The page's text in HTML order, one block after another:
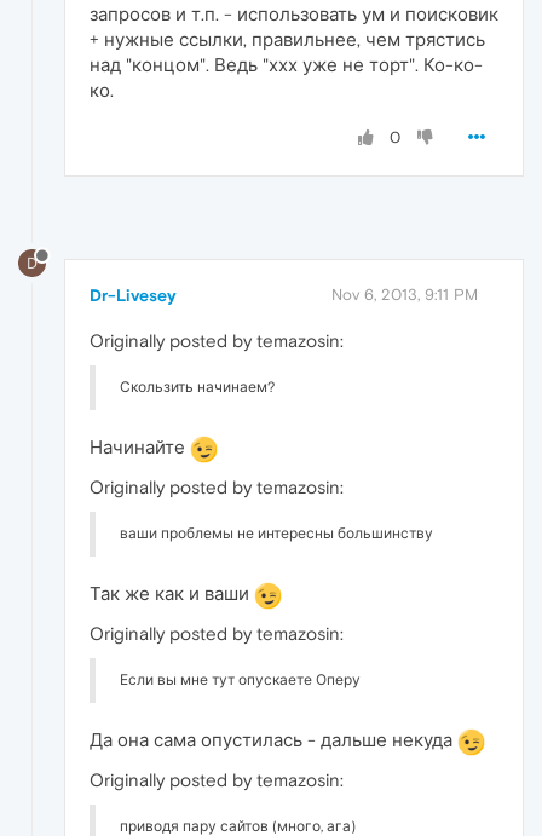
запросов и т.п. - использовать ум и поисковик
+ нужные ссылки, правильнее, чем трястись
над "концом". Ведь "ххх уже не торт". Ко-ко-
ко.
0
D
Dr-Livesey Nov 6, 2013, 9:11 PM
Originally posted by temazosin:
Скользить начинаем?
Начинайте
Originally posted by temazosin:
ваши проблемы не интересны большинству
Так же как и ваши
Originally posted by temazosin:
Если вы мне тут опускаете Оперу
Да она сама опустилась - дальше некуда
Originally posted by temazosin:
приводя пару сайтов (много, ага)